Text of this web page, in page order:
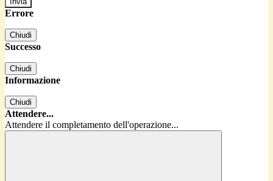
Errore
Chiudi
Successo
Chiudi
Informazione
Chiudi
Attendere...
Attendere il completamento dell'operazione...